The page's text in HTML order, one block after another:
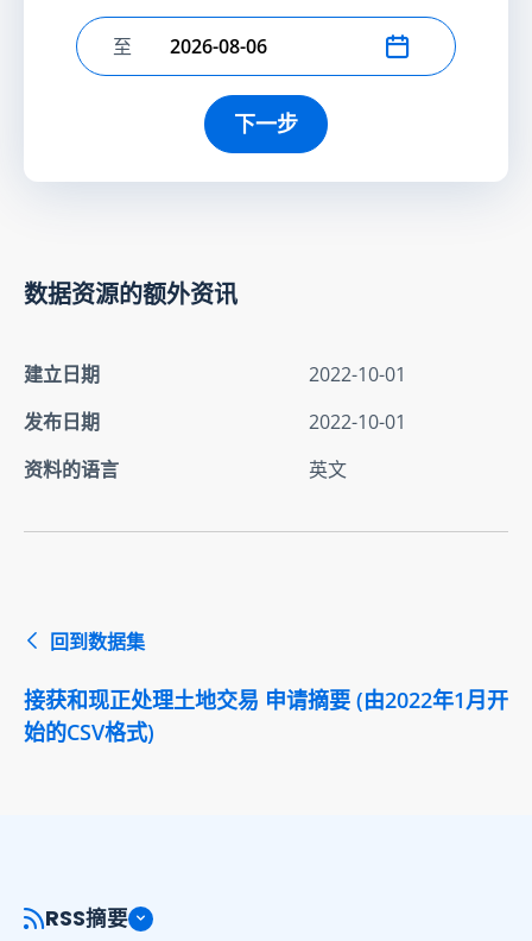
选择结束日期
至
下一步
数据资源的额外资讯
建立日期
2022-10-01
发布日期
2022-10-01
资料的语言
英文
回到数据集
接获和现正处理土地交易 申请摘要 (由2022年1月开
始的CSV格式)
RSS摘要